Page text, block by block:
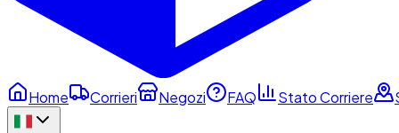
Home Corrieri Negozi FAQ Stato Corriere